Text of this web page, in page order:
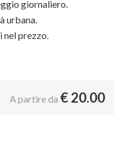
giornaliero.
urbana.
nel prezzo.
A partire da €20.00